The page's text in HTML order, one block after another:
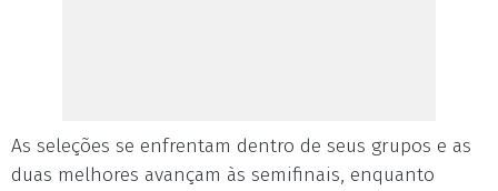
As seleções se enfrentam dentro de seus grupos e as
duas melhores avançam às semifinais, enquanto